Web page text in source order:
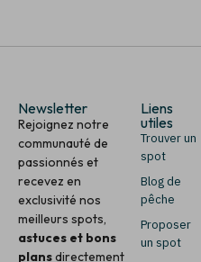
Newsletter
Rejoignez notre
communauté de
passionnés et
recevez en
exclusivité nos
meilleurs spots,
astuces et bons
plansdirectement
Liens
utiles
Trouver un
spot
Blog de
pêche
Proposer
un spot